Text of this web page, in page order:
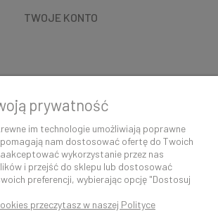
TWOJE KONTO
0 5 0 6 9 2 9 | s k l e p @ c o c o s h k i . p l
prywatność
im technologie umożliwiają poprawne
nam dostosować ofertę do Twoich
wykorzystanie przez nas
i przejść do sklepu lub dostosować
preferencji, wybierając opcję "Dostosuj
przeczytasz w naszej Polityce